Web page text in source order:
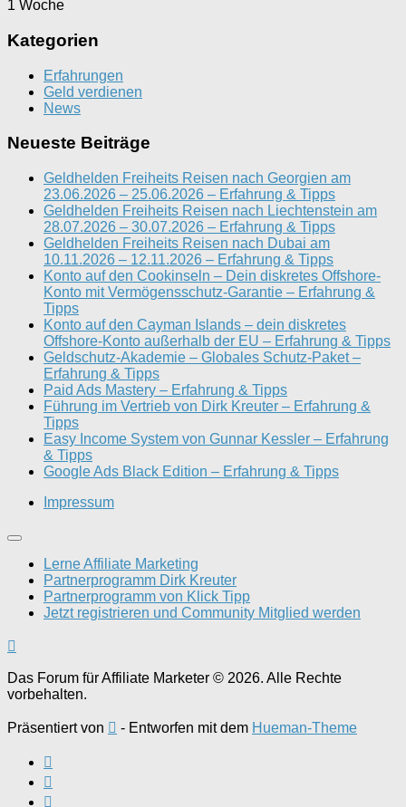
1 Woche
Kategorien
Erfahrungen
Geld verdienen
News
Neueste Beiträge
Geldhelden Freiheits Reisen nach Georgien am
23.06.2026 – 25.06.2026 – Erfahrung & Tipps
Geldhelden Freiheits Reisen nach Liechtenstein am
28.07.2026 – 30.07.2026 – Erfahrung & Tipps
Geldhelden Freiheits Reisen nach Dubai am
10.11.2026 – 12.11.2026 – Erfahrung & Tipps
Konto auf den Cookinseln – Dein diskretes Offshore-
Konto mit Vermögensschutz-Garantie – Erfahrung &
Tipps
Konto auf den Cayman Islands – dein diskretes
Offshore-Konto außerhalb der EU – Erfahrung & Tipps
Geldschutz-Akademie – Globales Schutz-Paket –
Erfahrung & Tipps
Paid Ads Mastery – Erfahrung & Tipps
Führung im Vertrieb von Dirk Kreuter – Erfahrung &
Tipps
Easy Income System von Gunnar Kessler – Erfahrung
& Tipps
Google Ads Black Edition – Erfahrung & Tipps
Impressum
Lerne Affiliate Marketing
Partnerprogramm Dirk Kreuter
Partnerprogramm von Klick Tipp
Jetzt registrieren und Community Mitglied werden
Das Forum für Affiliate Marketer © 2026. Alle Rechte
vorbehalten.
Präsentiert von - Entworfen mit dem Hueman-Theme